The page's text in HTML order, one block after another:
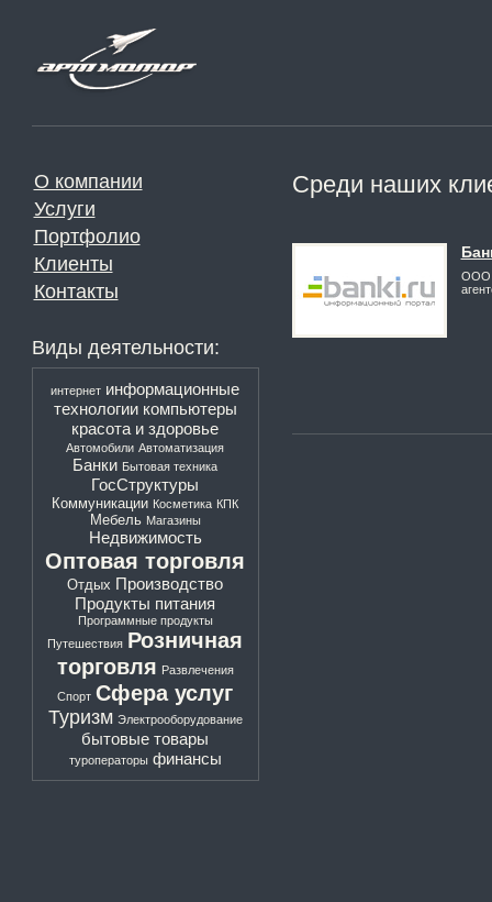
О компании
Услуги
Портфолио
Клиенты
Контакты
Виды деятельности:
интернет информационные
технологии компьютеры
красота и здоровье
Автомобили Автоматизация
Банки Бытовая техника
ГосСтруктуры
Коммуникации Косметика КПК
Мебель Магазины
Недвижимость
Оптовая торговля
Отдых Производство
Продукты питания
Программные продукты
Путешествия Розничная
торговля Развлечения
Спорт Сфера услуг
Туризм Электрооборудование
бытовые товары
туроператоры финансы
Среди наших
ООО